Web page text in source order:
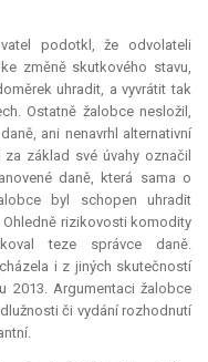
podotkl, že odvolateli
změně skutkového stavu,
uhradit, a vyvrátit tak
Ostatně žalobce nesložil,
ani nenavrhl alternativní
základ své úvahy označil
daně, která sama o
byl schopen uhradit
rizikovosti komodity
teze správce daně.
i z jiných skutečností
2013. Argumentaci žalobce
či vydání rozhodnutí